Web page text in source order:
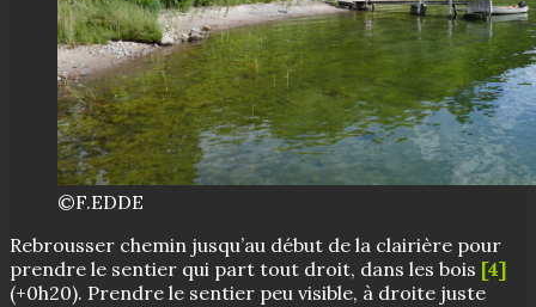
©F.EDDE
Rebrousser chemin jusqu’au début de la clairière pour
prendre le sentier qui part tout droit, dans les bois [4]
(+0h20). Prendre le sentier peu visible, à droite juste